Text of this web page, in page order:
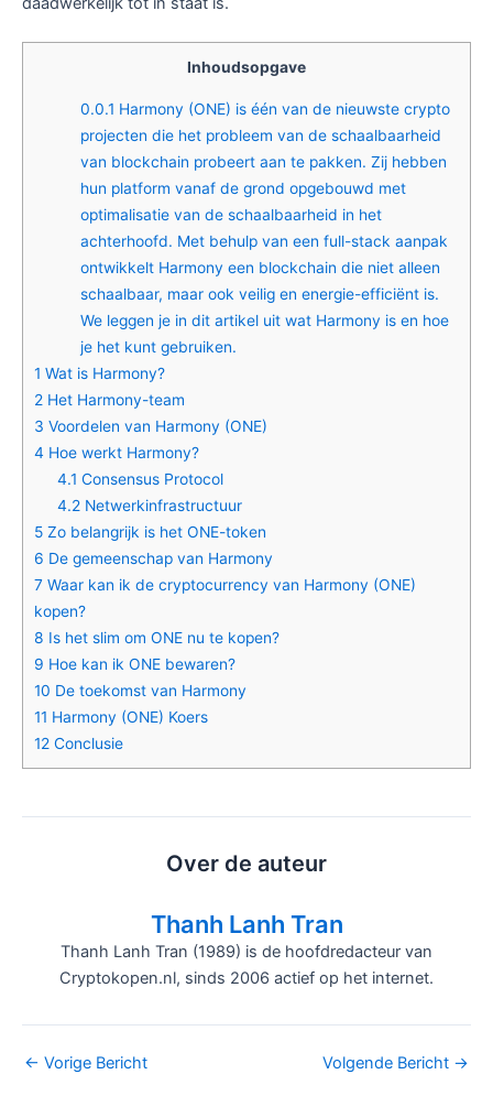
Inhoudsopgave
0.0.1 Harmony (ONE) is één van de nieuwste crypto
projecten die het probleem van de schaalbaarheid
van blockchain probeert aan te pakken. Zij hebben
hun platform vanaf de grond opgebouwd met
optimalisatie van de schaalbaarheid in het
achterhoofd. Met behulp van een full-stack aanpak
ontwikkelt Harmony een blockchain die niet alleen
schaalbaar, maar ook veilig en energie-efficiënt is.
We leggen je in dit artikel uit wat Harmony is en hoe
je het kunt gebruiken.
1 Wat is Harmony?
2 Het Harmony-team
3 Voordelen van Harmony (ONE)
4 Hoe werkt Harmony?
4.1 Consensus Protocol
4.2Netwerkinfrastructuur
5 Zo belangrijk is het ONE-token
6 De gemeenschap van Harmony
7 Waar kan ik de cryptocurrency van Harmony (ONE)
kopen?
8 Is het slim om ONE nu te kopen?
9 Hoe kan ik ONE bewaren?
10 De toekomst van Harmony
11 Harmony (ONE) Koers
12 Conclusie
Over de auteur
Thanh Lanh Tran
Thanh Lanh Tran (1989) is de hoofdredacteur van
Cryptokopen.nl, sinds 2006 actief op het internet.
Bericht
← Vorige Bericht Volgende Bericht →